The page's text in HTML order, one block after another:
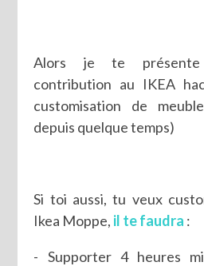
Alors je te présente
contribution au IKEA
customisation de
depuis quelque temps)
Si toi aussi, tu veux
Ikea Moppe, il te faudra :
- Supporter 4 heures